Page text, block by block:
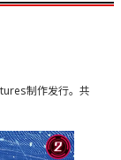
制作发行。共